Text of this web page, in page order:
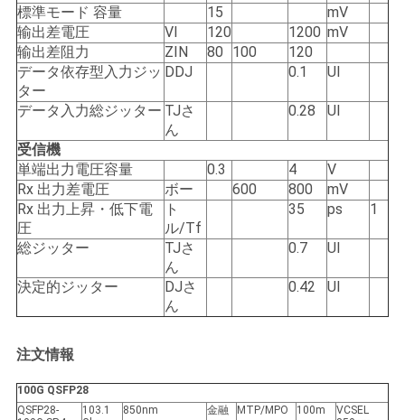
バ
シ
ー
ポ
リ
シ
ー
標準モード 容量
15
mV
输出差電圧
VI 120 1200 mV
输出差阻力
ZIN 80 100
120
データ依存型入力ジッ
ター
DDJ 0.1 UI
データ入力総ジッター TJさ
ん
0.28 UI
受信機
単端出力電圧容量
0.3 4
V
Rx 出力差電圧
ボー 600 800
mV
Rx 出力上昇・低下電
圧
ト
ル/Tf
35 ps 1
総ジッター
TJさ
ん
0.7 UI
決定的ジッター
DJさ
ん
0.42 UI
注文情報
100G QSFP28
QSFP28-
103.1
850nm
金融
MTP/MPO 100m
VCSEL